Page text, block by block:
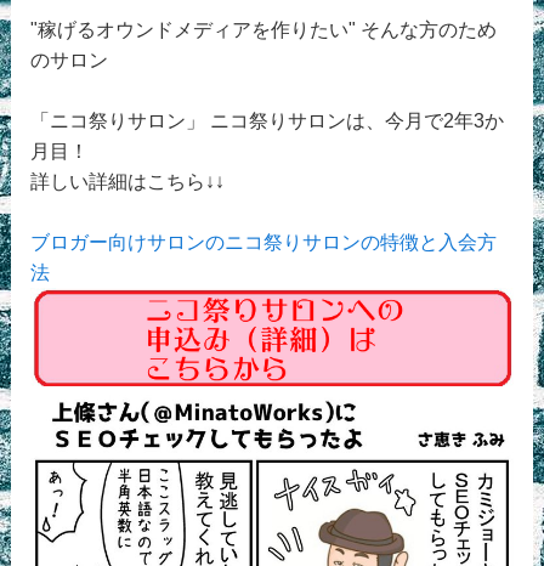
"稼げるオウンドメディアを作りたい" そんな方のため
のサロン
「ニコ祭りサロン」 ニコ祭りサロンは、今月で2年3か
月目！
詳しい詳細はこちら↓↓
ブロガー向けサロンのニコ祭りサロンの特徴と入会方
法